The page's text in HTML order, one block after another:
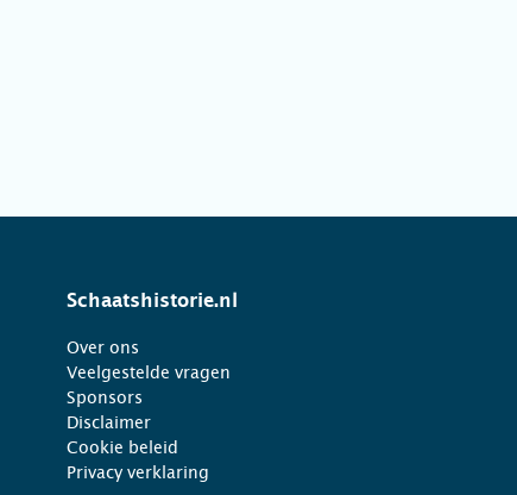
Schaatshistorie.nl
Over ons
Veelgestelde vragen
Sponsors
Disclaimer
Cookie beleid
Privacy verklaring